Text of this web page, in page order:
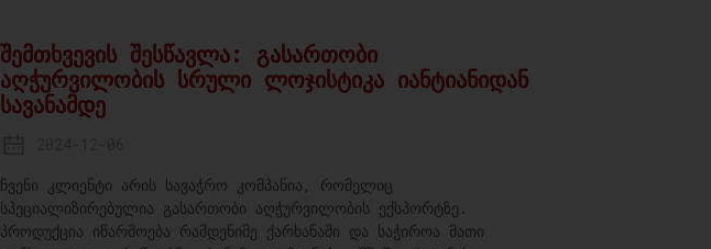
შემთხვევის შესწავლა: გასართობი
აღჭურვილობის სრული ლოჯისტიკა იანტიანიდან
სავანამდე
ჩვენი კლიენტი არის სავაჭრო კომპანია, რომელიც
სპეციალიზირებულია გასართობი აღჭურვილობის ექსპორტზე.
პროდუქცია იწარმოება რამდენიმე ქარხანაში და საჭიროა მათი